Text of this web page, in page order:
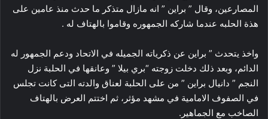
المصارعين، وقال ” براين ” انه مازال متذكر ما حدث منذ عامين على
هذة الحلبه عندما شاركه الجمهوره وقاموا بالهتاف له .
واخذ يتحدث ” براين عن ذكرياته الجميله في الاتحاد ودعم الجمهور له
الدائم، وبعد ذلك دخلت زوجته “بري بيلا ” وعانقها في الحلبة نزل
النجم ” دانيال براين ” من على الحلبة لعناق والدته التى كانت تجلس
في الصفوف الامامية في مشهد مؤثر، ثم اختتم العرض بالهتاف
الصاخب مع الجماهير.